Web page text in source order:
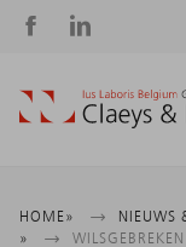
Social
Kruimelpad
HOME
NIEUWS